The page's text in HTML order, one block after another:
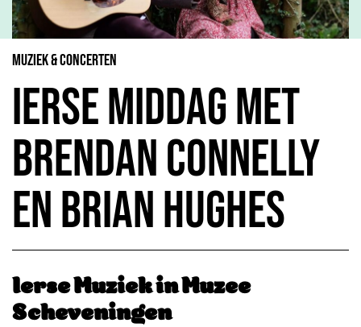
Muziek & Concerten
Ierse middag met
Brendan Connelly
en Brian Hughes
Ierse Muziek in Muzee
Scheveningen